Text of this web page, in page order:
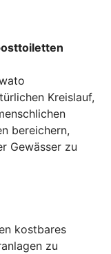
Kreislauf,
bereichern,
Gewässer zu
kostbares
zu